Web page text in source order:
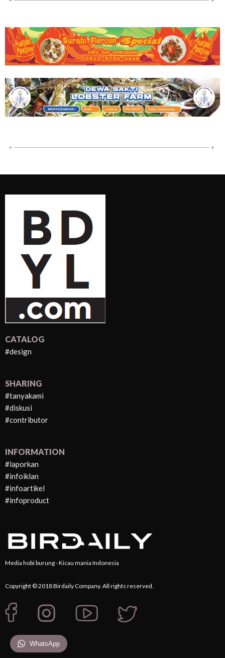
CATALOG
#design
SHARING
#tanyakami
#diskusi
#contributor
INFORMATION
#laporkan
#infoiklan
#infoartikel
#infoproduct
Media hobi burung - Kicau mania Indonesia
Copyright © 2018 Birdaily Company. All rights reserved.
WhatsApp